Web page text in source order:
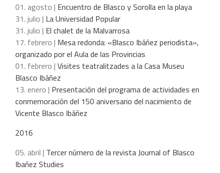
01. agosto | Encuentro de Blasco y Sorolla en la playa
31. julio | La Universidad Popular
31. julio | El chalet de la Malvarrosa
17. febrero | Mesa redonda: «Blasco Ibáñez periodista»,
organizado por el Aula de las Provincias
01. febrero | Visites teatralitzades a la Casa Museu
Blasco Ibáñez
13. enero | Presentación del programa de actividades en
conmemoración del 150 aniversario del nacimiento de
Vicente Blasco Ibáñez
2016
05. abril | Tercer número de la revista Journal of Blasco
Ibañez Studies